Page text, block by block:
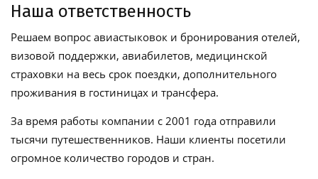
Наша ответственность
Решаем вопрос авиастыковок и бронирования отелей,
визовой поддержки, авиабилетов, медицинской
страховки на весь срок поездки, дополнительного
проживания в гостиницах и трансфера.
За время работы компании с 2001 года отправили
тысячи путешественников. Наши клиенты посетили
огромное количество городов и стран.